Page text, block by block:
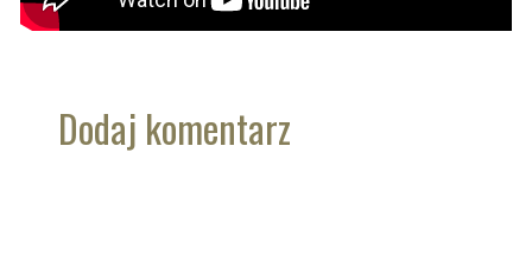
Dodaj komentarz